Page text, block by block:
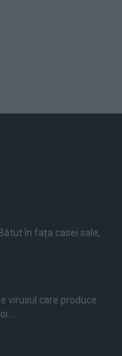
în fața casei sale,
virusul care produce